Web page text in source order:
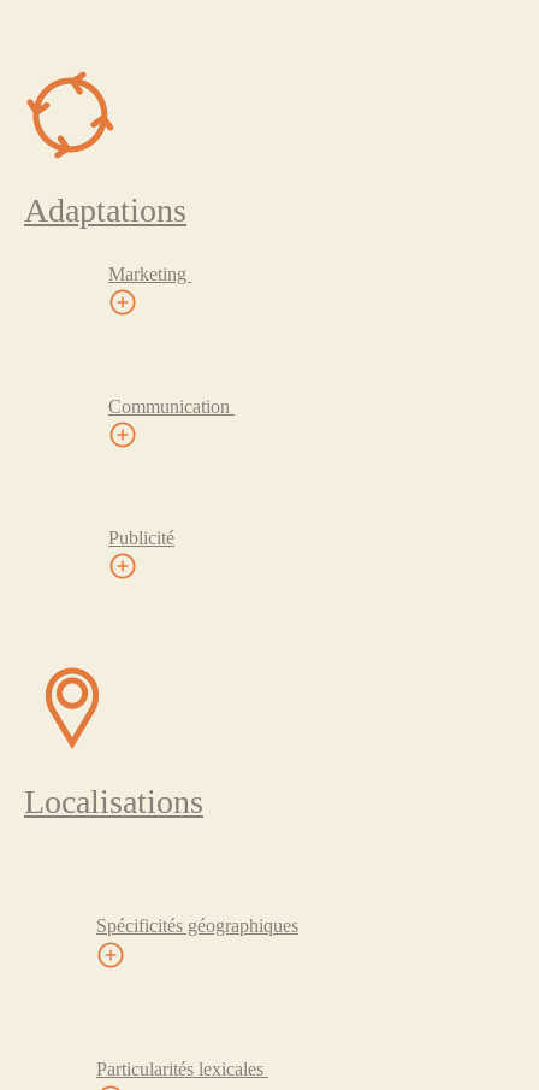
Adaptations
Marketing
Communication
Publicité
Localisations
Spécificités géographiques
Particularités lexicales